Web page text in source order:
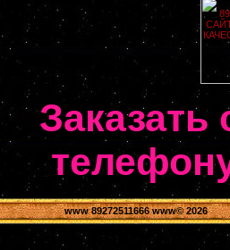
www 89272511666 www© 2026